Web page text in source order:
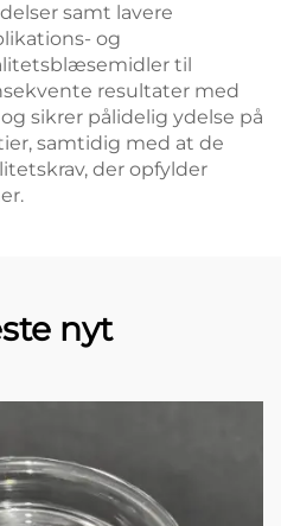
samt lavere
og
til
resultater med
sikrer pålidelig ydelse på
samtidig med at de
der opfylder
nyt